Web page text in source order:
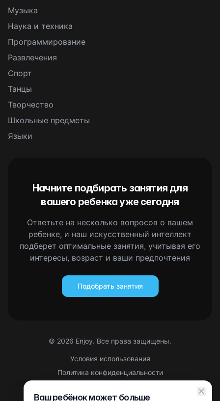
Музыка
Наука и техника
Программирование
Развлечения
Спорт
Танцы
Творчество
Школьные предметы
Языки
Начните подбирать занятия для
вашего ребенка уже сегодня
Ответьте на несколько вопросов о вашем
ребенке, и наш искусственный интеллект
подберет оптимальные занятия, учитывая его
интересы, возраст и ваши предпочтения
Подобрать занятия
© 2026 Enjoy. Все права защищены.
Условия использования
Политика конфиденциальности
Ваш ребёнок может больше